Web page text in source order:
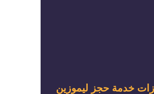
خدمة حجز ليموزين